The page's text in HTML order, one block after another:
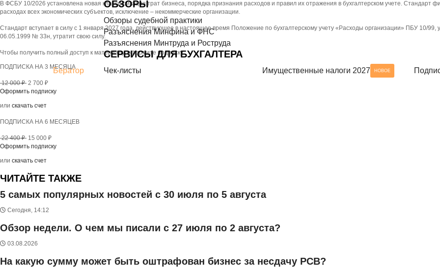
Бератор
ОБЗОРЫ
Обзоры судебной практики
Разъяснения Минфина и ФНС
Разъяснения Минтруда и Роструда
СЕРВИСЫ ДЛЯ БУХГАЛТЕРА
Чек-листы Имущественные налоги 2027 НОВОЕ
В ФСБУ 10/2026 установлена новая классификация трат бизнеса, порядка признания расходов и правил их отражения в бухгалтерском учете. Стандарт
расходах всех экономических субъектов, исключение – некоммерческие организации.
Стандарт вступает в силу с 1 января 2027 года, действующее в настоящее время Положение по бухгалтерскому учету «Расходы организации» ПБУ 10/
06.05.1999 № 33н, утратит свою силу.
Чтобы получить полный доступ к материалу, оформите подписку
ПОДПИСКА НА 3 МЕСЯЦА
12 000 ₽ 2 700 ₽
Оформить подписку
или скачать счет
ПОДПИСКА НА 6 МЕСЯЦЕВ
22 400 ₽ 15 000 ₽
Оформить подписку
или скачать счет
ЧИТАЙТЕ ТАКЖЕ
5 самых популярных новостей с 30 июля по 5 августа
Сегодня, 14:12
Обзор недели. О чем мы писали с 27 июля по 2 августа?
03.08.2026
На какую сумму может быть оштрафован бизнес за несдачу РСВ?